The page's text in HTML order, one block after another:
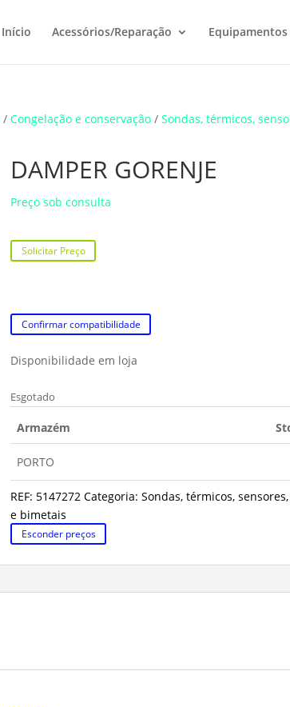
Início Acessórios/Reparação
/Congelação e conservação /Sondas, térmicos,
DAMPER GORENJE
Preço sob consulta
Solicitar Preço
Confirmar compatibilidade
Disponibilidade em loja
Esgotado
Armazém
PORTO
REF: 5147272 Categoria:Sondas, térmicos,
e bimetais
Esconder preços